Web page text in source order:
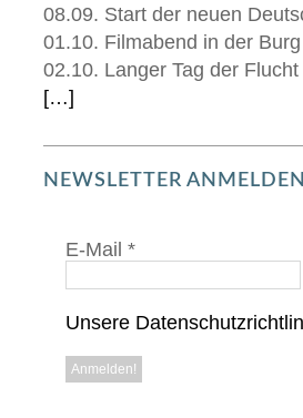
08.09. Start der neuen
01.10. Filmabend in der Burg
02.10. Langer Tag der Flucht
[…]
NEWSLETTER ANMELDEN
E-Mail *
Unsere